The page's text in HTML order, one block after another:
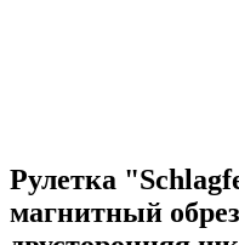
Рулетка
магнитный